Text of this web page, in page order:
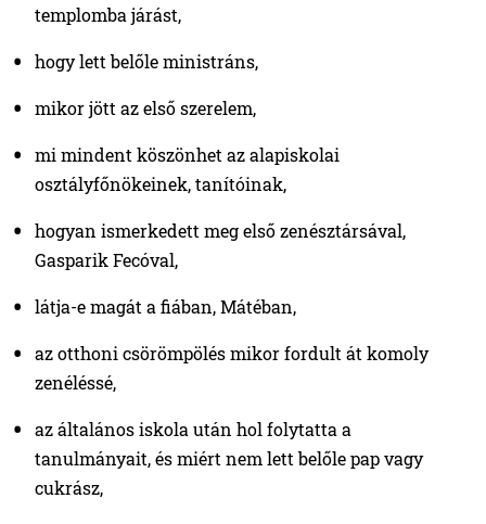
templomba járást,
hogy lett belőle ministráns,
mikor jött az első szerelem,
mi mindent köszönhet az alapiskolai
osztályfőnökeinek, tanítóinak,
hogyan ismerkedett meg első zenésztársával,
Gasparik Fecóval,
látja-e magát a fiában, Mátéban,
az otthoni csörömpölés mikor fordult át komoly
zenéléssé,
az általános iskola után hol folytatta a
tanulmányait, és miért nem lett belőle pap vagy
cukrász,